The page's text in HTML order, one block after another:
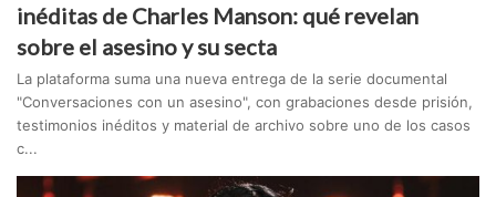
inéditas de Charles Manson: qué revelan
sobre el asesino y su secta
La plataforma suma una nueva entrega de la serie documental
"Conversaciones con un asesino", con grabaciones desde prisión,
testimonios inéditos y material de archivo sobre uno de los casos
c...